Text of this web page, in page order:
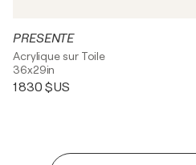
PRESENTE
Acrylique sur Toile
36x29in
1 830 $US